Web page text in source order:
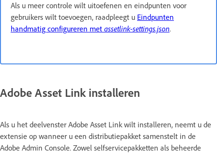
Als u meer controle wilt uitoefenen en eindpunten voor
gebruikers wilt toevoegen, raadpleegt u Eindpunten
handmatig configureren met assetlink-settings.json.
Adobe Asset Link installeren
Als u het deelvenster Adobe Asset Link wilt installeren, neemt u de
extensie op wanneer u een distributiepakket samenstelt in de
Adobe Admin Console. Zowel selfservicepakketten als beheerde